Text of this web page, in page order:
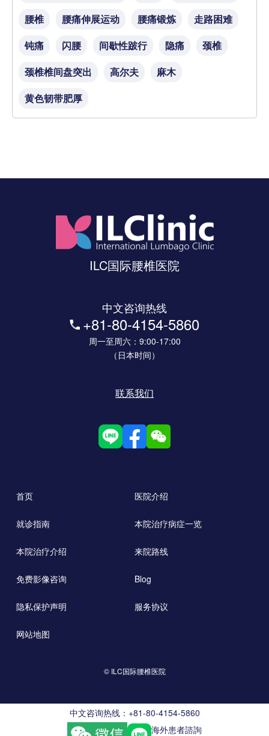
腰椎
腰痛伸展运动 腰痛锻炼
走路困难
钝痛
闪腰 间歇性跛行 隐痛
颈椎
颈椎椎间盘突出
高尔夫
麻木
黄色韧带肥厚
ILC国际腰椎医院
中文咨询热线
+81-80-4154-5860
周一至周六：9:00-17:00
（日本时间）
联系我们
首页 医院介绍
就诊指南 本院治疗病症一览
本院治疗介绍 来院路线
免费影像咨询 Blog
隐私保护声明 服务协议
网站地图
© ILC国际腰椎医院
中文咨询热线：+81-80-4154-5860
海外患者諮詢